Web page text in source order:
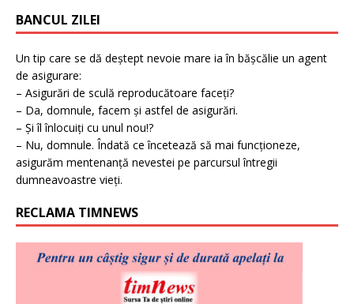
BANCUL ZILEI
Un tip care se dă deștept nevoie mare ia în bășcălie un agent
de asigurare:
– Asigurări de sculă reproducătoare faceți?
– Da, domnule, facem și astfel de asigurări.
– Și îl înlocuiți cu unul nou!?
– Nu, domnule. Îndată ce încetează să mai funcționeze,
asigurăm mentenanță nevestei pe parcursul întregii
dumneavoastre vieți.
RECLAMA TIMNEWS